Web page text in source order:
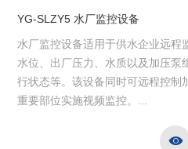
YG-SLZY5 水厂监控设备
水厂监控设备适用于供水企业远程
水位、出厂压力、水质以及加压泵
行状态等。该设备同时可远程控制
重要部位实施视频监控。...
